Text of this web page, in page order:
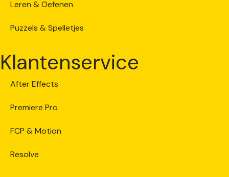
Leren & Oefenen
Puzzels & Spelletjes
Klantenservice
After Effects
Premiere Pro
FCP & Motion
Resolve